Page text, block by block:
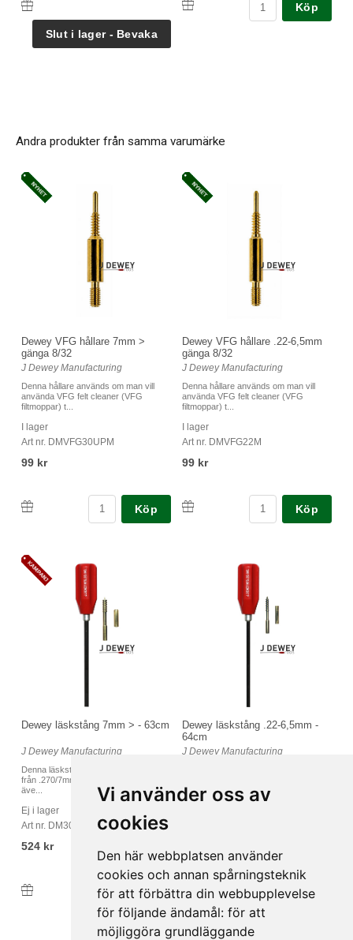
Vi använder oss av
cookies
Den här webbplatsen använder
cookies och annan spårningsteknik
för att förbättra din webbupplevelse
för följande ändamål: för att
möjliggöra grundläggande
Köp
Andra produkter från samma varumärke
Dewey VFG hållare 7mm >
gänga 8/32
J Dewey Manufacturing
Denna hållare används om man vill
använda VFG felt cleaner (VFG
filtmoppar) t...
I lager
Art nr. DMVFG30UPM
99 kr
Köp
Dewey VFG hållare .22-6,5mm
gänga 8/32
J Dewey Manufacturing
Denna hållare används om man vill
använda VFG felt cleaner (VFG
filtmoppar) t...
I lager
Art nr. DMVFG22M
99 kr
Köp
Dewey läskstång 7mm > - 63cm
J Dewey Manufacturing
Denna läskstång är lämplig för kalibrar
från .270/7mm upp till .50/12,7mm
äve...
Ej i lager
Art nr. DM30C24
524 kr
Köp
Dewey läskstång .22-6,5mm -
64cm
J Dewey Manufacturing
tillv...
Köp